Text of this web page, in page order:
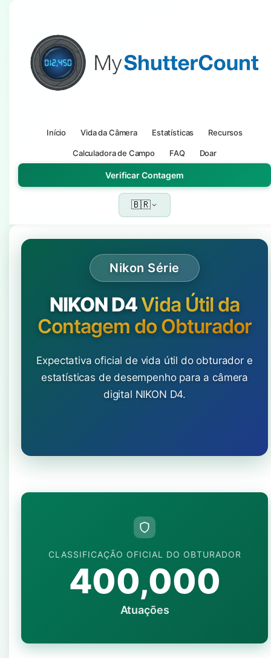
Início Vida da Câmera Estatísticas Recursos
Calculadora de Campo FAQ Doar
Verificar Contagem
🇧🇷
Nikon Série
NIKON D4Vida Útil da
Contagem do Obturador
Expectativa oficial de vida útil do obturador e
estatísticas de desempenho para a câmera
digital NIKON D4.
CLASSIFICAÇÃO OFICIAL DO OBTURADOR
400,000
Atuações